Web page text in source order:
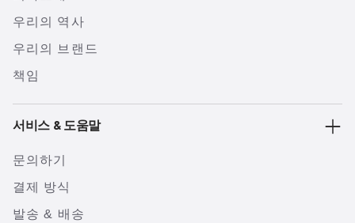
우리의 역사
우리의 브랜드
책임
서비스 & 도움말
문의하기
결제 방식
발송 & 배송